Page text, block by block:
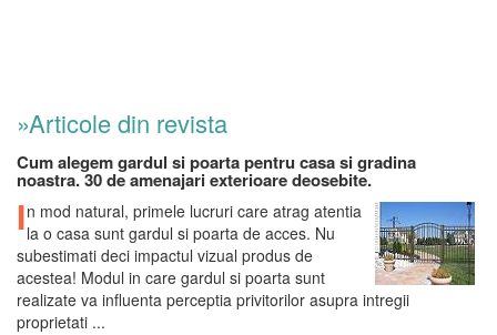
»Articole din revista
Cum alegem gardul si poarta pentru casa si gradina
noastra. 30 de amenajari exterioare deosebite.
In mod natural, primele lucruri care atrag atentia
la o casa sunt gardul si poarta de acces. Nu
subestimati deci impactul vizual produs de
acestea! Modul in care gardul si poarta sunt
realizate va influenta perceptia privitorilor asupra intregii
proprietati ...